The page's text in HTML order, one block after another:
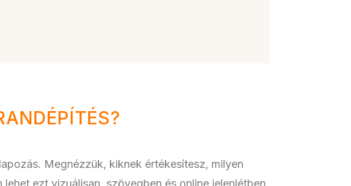
Megnézzük, kiknek értékesítesz, milyen
ezt vizuálisan, szövegben és online jelenlétben